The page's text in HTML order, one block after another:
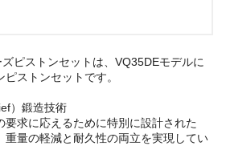
ピストンセットは、VQ35DEモデルに
ストンセットです。
）鍛造技術
要求に応えるために特別に設計された
重量の軽減と耐久性の両立を実現してい